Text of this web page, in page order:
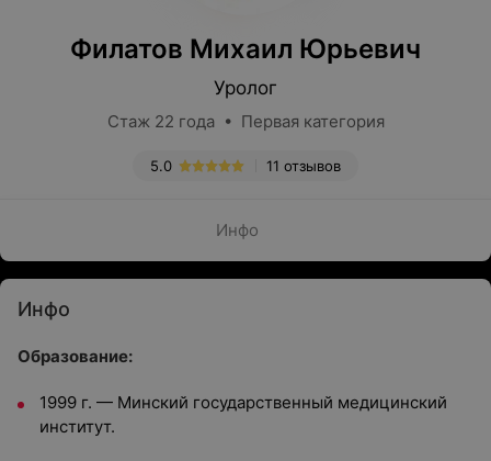
Филатов Михаил Юрьевич
Уролог
Стаж 22 года • Первая категория
11 отзывов
5.0
Инфо
Инфо
Образование:
1999 г. — Минский государственный медицинский
институт.